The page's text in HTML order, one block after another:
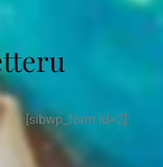
[sibwp_form id=2]